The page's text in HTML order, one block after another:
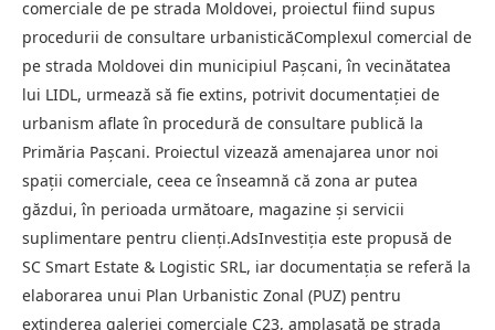
comerciale de pe strada Moldovei, proiectul fiind supus
procedurii de consultare urbanisticăComplexul comercial de
pe strada Moldovei din municipiul Pașcani, în vecinătatea
lui LIDL, urmează să fie extins, potrivit documentației de
urbanism aflate în procedură de consultare publică la
Primăria Pașcani. Proiectul vizează amenajarea unor noi
spații comerciale, ceea ce înseamnă că zona ar putea
găzdui, în perioada următoare, magazine și servicii
suplimentare pentru clienți.AdsInvestiția este propusă de
SC Smart Estate & Logistic SRL, iar documentația se referă la
elaborarea unui Plan Urbanistic Zonal (PUZ) pentru
extinderea galeriei comerciale C23, amplasată pe strada